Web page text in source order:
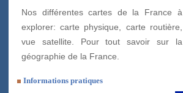
Nos différentes cartes de la France à
explorer: carte physique, carte routière,
vue satellite. Pour tout savoir sur la
géographie de la France.
Informations pratiques